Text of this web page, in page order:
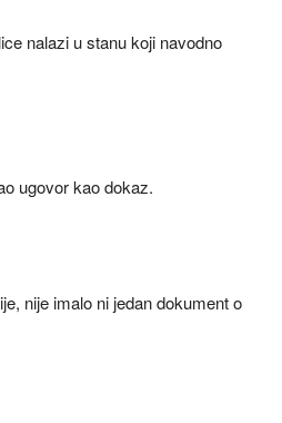
nalazi u stanu koji navodno
ugovor kao dokaz.
nije imalo ni jedan dokument o